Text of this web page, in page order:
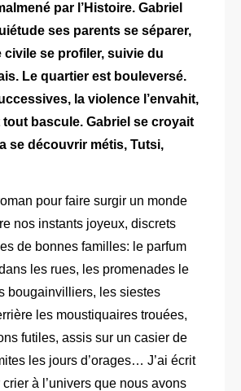
par l’Histoire. Gabriel
ses parents se séparer,
civile se profiler, suivie du
Le quartier est bouleversé.
la violence l’envahit,
tout bascule. Gabriel se croyait
se découvrir métis, Tutsi,
pour faire surgir un monde
nos instants joyeux, discrets
de bonnes familles: le parfum
les rues, les promenades le
bougainvilliers, les siestes
les moustiquaires trouées,
futiles, assis sur un casier de
les jours d’orages… J’ai écrit
à l’univers que nous avons